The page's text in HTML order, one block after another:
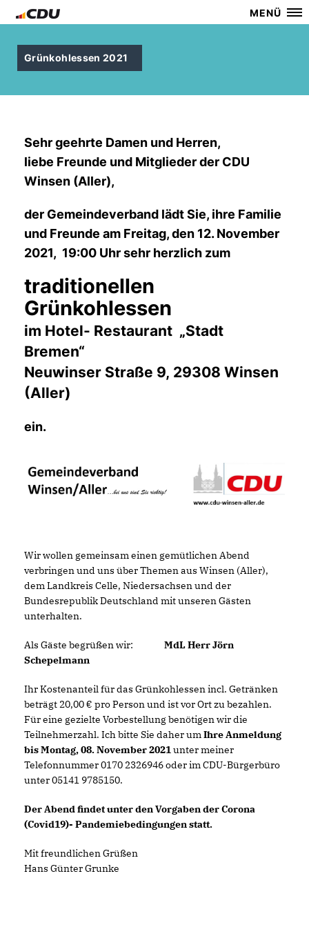
MENÜ
Grünkohlessen 2021
Sehr geehrte Damen und Herren,
liebe Freunde und Mitglieder der CDU
Winsen (Aller),
der Gemeindeverband lädt Sie, ihre Familie
und Freunde am Freitag, den 12. November
2021, 19:00 Uhrsehr herzlich zum
traditionellen
Grünkohlessen
im Hotel- Restaurant „Stadt
Bremen“
Neuwinser Straße 9, 29308 Winsen
(Aller)
ein.
Wir wollen gemeinsam einen gemütlichen Abend
verbringen und uns über Themen aus Winsen (Aller),
dem Landkreis Celle, Niedersachsen und der
Bundesrepublik Deutschland mit unseren Gästen
unterhalten.
Als Gäste begrüßen wir: MdL Herr Jörn
Schepelmann
Ihr Kostenanteil für das Grünkohlessen incl. Getränken
beträgt 20,00 € pro Person und ist vor Ort zu bezahlen.
Für eine gezielte Vorbestellung benötigen wir die
Teilnehmerzahl. Ich bitte Sie daher umIhre Anmeldung
bis Montag, 08. November 2021unter meiner
Telefonnummer 0170 2326946 oder im CDU-Bürgerbüro
unter 05141 9785150.
Der Abend findet unter den Vorgaben der Corona
(Covid19)- Pandemiebedingungen statt.
Mit freundlichen Grüßen
Hans Günter Grunke